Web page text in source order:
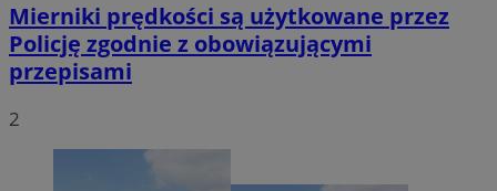
Mierniki prędkości są użytkowane przez
Policję zgodnie z obowiązującymi
przepisami
2